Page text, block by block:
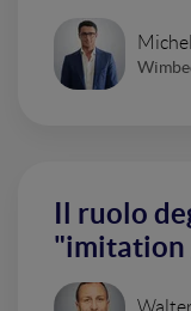
Il ruolo
"imitation